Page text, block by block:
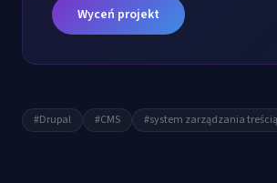
Wyceń projekt
#Drupal #CMS #system zarządzania treścią